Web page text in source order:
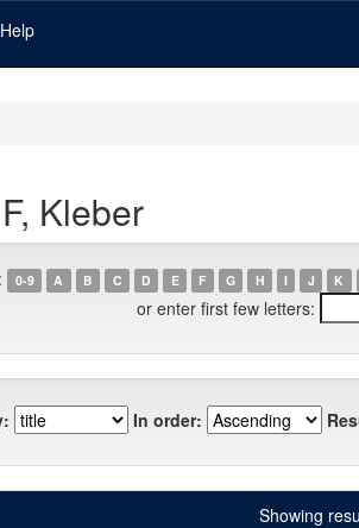
Help
Kleber
0-9 A B C D E F G H I J K
or enter first few letters:
In order:
Showing